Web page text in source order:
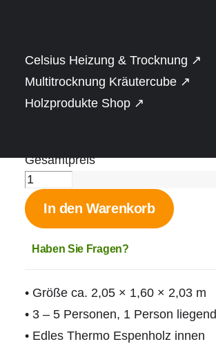
Celsius Heizung & Trocknung ↗
Multitrocknung Kräutercube ↗
Holzprodukte Shop ↗
Ofenmodell*
Gesamtpreis
Sauna
Bausatz
mit
hochwertigem
–
Therma
Premium
In den Warenkorb
Haben Sie Fragen?
• Größe ca. 2,05 × 1,60 × 2,03 m
• 3 – 5 Personen, 1 Person liegend
• Edles Thermo Espenholz innen